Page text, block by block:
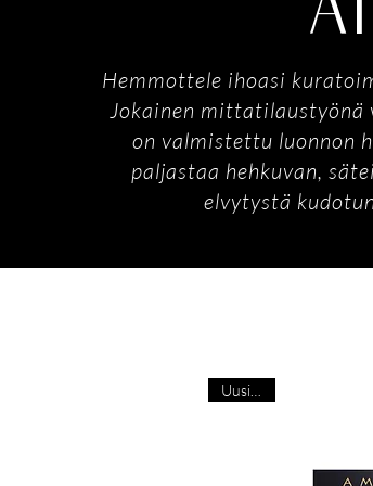
Hemmottele ihoasi
Jokainen mittatilaustyönä
on valmistettu luonnon
paljastaa hehkuvan,
elvytystä